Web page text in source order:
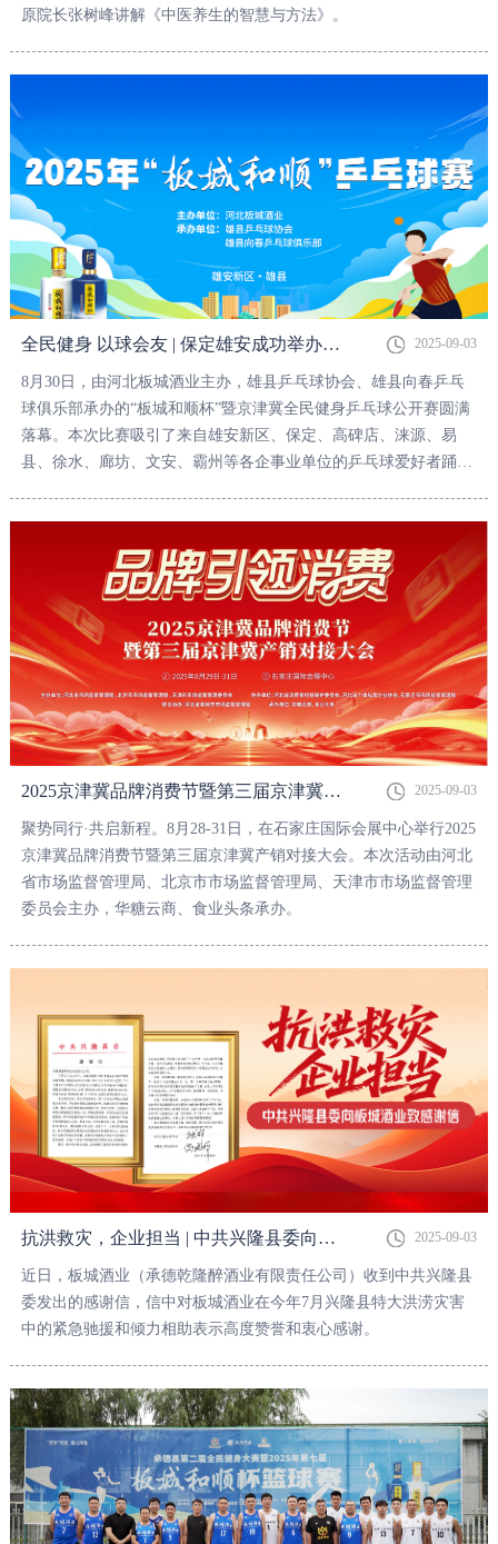
原院长张树峰讲解《中医养生的智慧与方法》。
全民健身 以球会友 | 保定雄安成功举办“板城和顺杯”暨京津冀全民健身乒乓球公开赛 2025-09-03
8月30日，由河北板城酒业主办，雄县乒乓球协会、雄县向春乒乓
球俱乐部承办的“板城和顺杯”暨京津冀全民健身乒乓球公开赛圆满
落幕。本次比赛吸引了来自雄安新区、保定、高碑店、涞源、易
县、徐水、廊坊、文安、霸州等各企事业单位的乒乓球爱好者踊跃
2025京津冀品牌消费节暨第三届京津冀产销对接大会盛大启幕！ 2025-09-03
聚势同行·共启新程。8月28-31日，在石家庄国际会展中心举行2025
京津冀品牌消费节暨第三届京津冀产销对接大会。本次活动由河北
省市场监督管理局、北京市市场监督管理局、天津市市场监督管理
委员会主办，华糖云商、食业头条承办。
抗洪救灾，企业担当 | 中共兴隆县委向板城酒业致感谢信 2025-09-03
近日，板城酒业（承德乾隆醉酒业有限责任公司）收到中共兴隆县
委发出的感谢信，信中对板城酒业在今年7月兴隆县特大洪涝灾害
中的紧急驰援和倾力相助表示高度赞誉和衷心感谢。